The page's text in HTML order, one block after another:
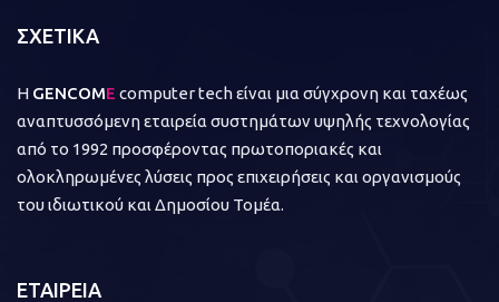
ΣΧΕΤΙΚΑ
Η GENCOME computer tech είναι μια σύγχρονη και ταχέως
αναπτυσσόμενη εταιρεία συστημάτων υψηλής τεχνολογίας
από το 1992 προσφέροντας πρωτοποριακές και
ολοκληρωμένες λύσεις προς επιχειρήσεις και οργανισμούς
του ιδιωτικού και Δημοσίου Τομέα.
ΕΤΑΙΡΕΙΑ